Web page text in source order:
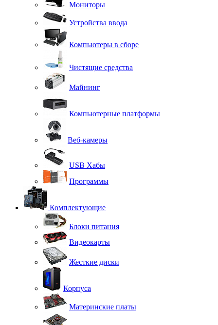
Мониторы
Устройства ввода
Компьютеры в сборе
Чистящие средства
Майнинг
Компьютерные платформы
Веб-камеры
USB Хабы
Программы
Комплектующие
Блоки питания
Видеокарты
Жесткие диски
Корпуса
Материнские платы